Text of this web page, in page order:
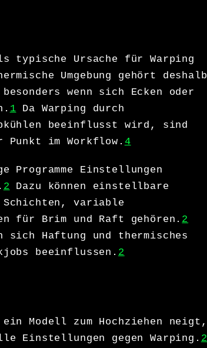
typische Ursache für Warping
Umgebung gehört deshalb
wenn sich Ecken oder
1 Da Warping durch
Abkühlen beeinflusst wird, sind
Punkt im Workflow. 4
Einstellungen
2 Dazu können einstellbare
Schichten, variable
für Brim und Raft gehören. 2
Haftung und thermisches
beeinflussen. 2
Modell zum Hochziehen neigt,
Einstellungen gegen Warping. 2